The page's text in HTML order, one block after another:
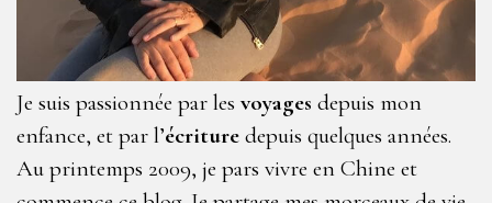
Je suis passionnée par les voyages depuis mon
enfance, et par l’écriture depuis quelques années.
Au printemps 2009, je pars vivre en Chine et